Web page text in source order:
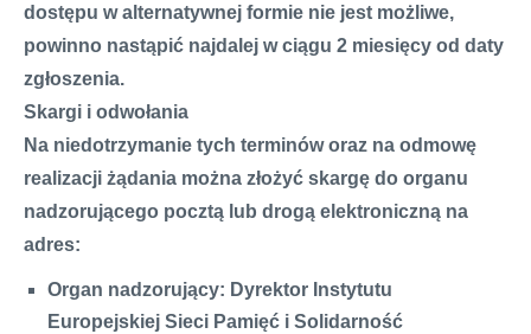
dostępu w alternatywnej formie nie jest możliwe,
powinno nastąpić najdalej w ciągu 2 miesięcy od daty
zgłoszenia.
Skargi i odwołania
Na niedotrzymanie tych terminów oraz na odmowę
realizacji żądania można złożyć skargę do organu
nadzorującego pocztą lub drogą elektroniczną na
adres:
Organ nadzorujący: Dyrektor Instytutu
Europejskiej Sieci Pamięć i Solidarność